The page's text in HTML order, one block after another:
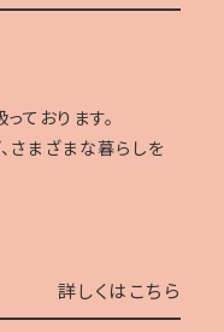
ております。
さまざまな暮らしを
詳しくはこちら